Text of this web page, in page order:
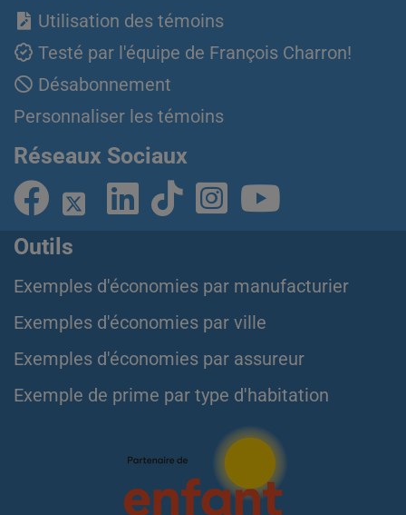
Utilisation des témoins
Testé par l'équipe de François Charron!
Désabonnement
Personnaliser les témoins
Réseaux Sociaux
Outils
Exemples d'économies par manufacturier
Exemples d'économies par ville
Exemples d'économies par assureur
Exemple de prime par type d'habitation